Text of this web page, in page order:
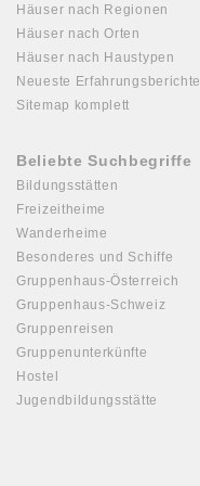
Häuser nach Regionen
Häuser nach Orten
Häuser nach Haustypen
Neueste Erfahrungsberichte
Sitemap komplett
Beliebte Suchbegriffe
Bildungsstätten
Freizeitheime
Wanderheime
Besonderes und Schiffe
Gruppenhaus-Österreich
Gruppenhaus-Schweiz
Gruppenreisen
Gruppenunterkünfte
Hostel
Jugendbildungsstätte